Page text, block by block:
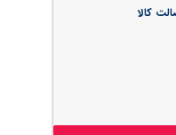
کالا